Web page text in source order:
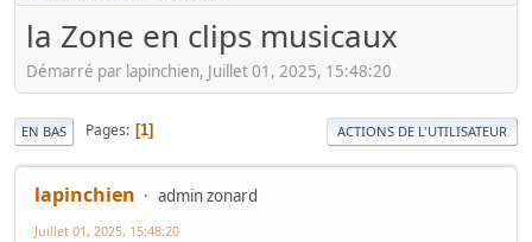
la Zone en clips musicaux
Démarré par lapinchien, Juillet 01, 2025, 15:48:20
EN BAS Pages 1 ACTIONS DE L'UTILISATEUR
lapinchien admin zonard
Juillet 01, 2025, 15:48:20